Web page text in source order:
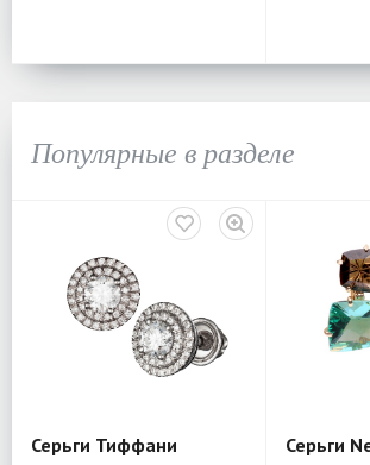
Популярные в разделе
Серьги Тиффани Серьги